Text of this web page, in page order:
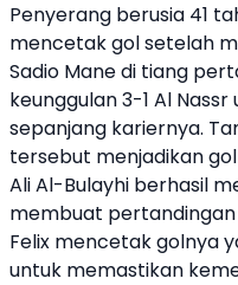
Penyerang berusia 41
mencetak gol setelah
Sadio Mane di tiang
keunggulan 3-1 Al
sepanjang kariernya.
tersebut menjadikan
Ali Al-Bulayhi berhasil
membuat
Felix mencetak golnya
untuk memastikan